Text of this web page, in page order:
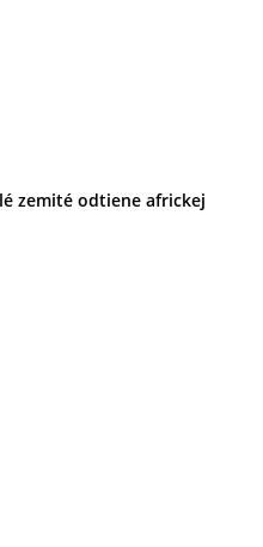
zemité odtiene africkej